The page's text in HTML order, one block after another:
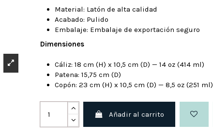
Material: Latón de alta calidad
Acabado: Pulido
Embalaje: Embalaje de exportación seguro
Dimensiones
Cáliz: 18 cm (H) x 10,5 cm (D) — 14 oz (414 ml)
Patena: 15,75 cm (D)
Copón: 23 cm (H) x 10,5 cm (D) — 8,5 oz (251 ml)
Añadir al carrito